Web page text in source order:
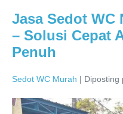
Jasa Sedot WC
– Solusi Cepat
Penuh
Sedot WC Murah | Diposting
Jasa